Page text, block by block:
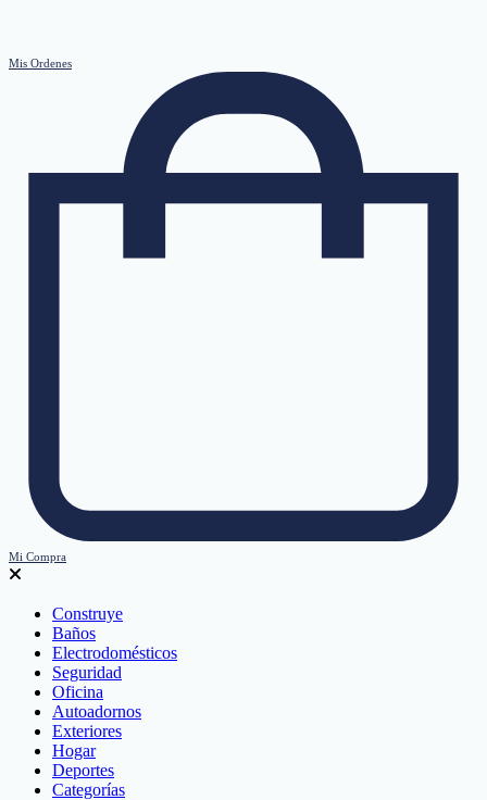
Mis Ordenes
Mi Compra
Construye
Baños
Electrodomésticos
Seguridad
Oficina
Autoadornos
Exteriores
Hogar
Deportes
Categorías